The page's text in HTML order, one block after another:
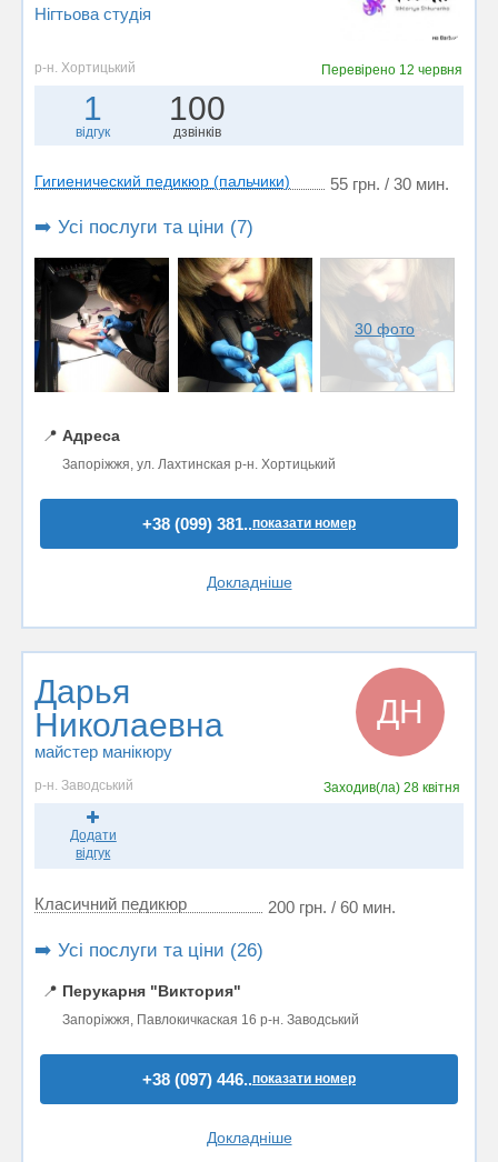
Нігтьова студія
р-н. Хортицький Перевірено 12 червня
1
відгук
100
дзвінків
Гигиенический педикюр (пальчики) 55 грн. / 30 мин.
➡️ Усі послуги та ціни (7)
30 фото
📍 Адреса
Запоріжжя, ул. Лахтинская р-н. Хортицький
+38 (099) 381..показати номер
Докладніше
Дарья
Николаевна
майстер манікюру
ДН
р-н. Заводський Заходив(ла)28 квітня
Додати
відгук
Класичний педикюр 200 грн. / 60 мин.
➡️ Усі послуги та ціни (26)
📍 Перукарня "Виктория"
Запоріжжя, Павлокичкаская 16 р-н. Заводський
+38 (097) 446..показати номер
Докладніше